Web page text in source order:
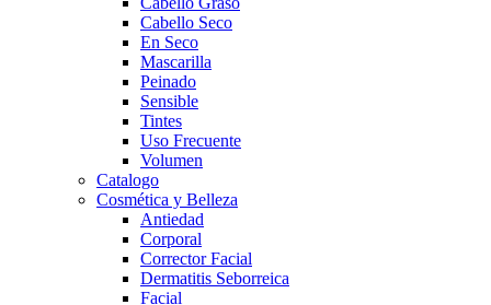
Cabello Seco
En Seco
Mascarilla
Peinado
Sensible
Tintes
Uso Frecuente
Volumen
Catalogo
Cosmética y Belleza
Antiedad
Corporal
Corrector Facial
Dermatitis Seborreica
Facial